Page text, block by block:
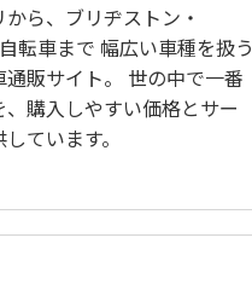
ら、ブリヂストン・
転車まで 幅広い車種を扱う
販サイト。 世の中で一番
購入しやすい価格とサー
ています。